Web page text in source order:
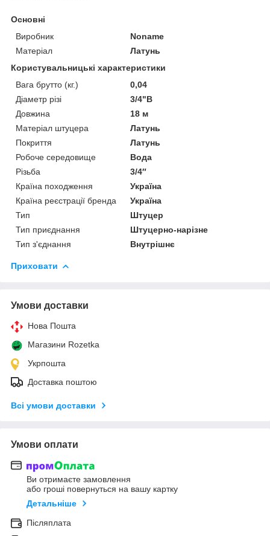
Основні
Виробник
Noname
Матеріал
Латунь
Користувальницькі характеристики
Вага брутто (кг.)
0,04
Діаметр різі
3/4"В
Довжина
18 м
Матеріал штуцера
Латунь
Покриття
Латунь
Робоче середовище
Вода
Різьба
3/4″
Країна походження
Україна
Країна реєстрації бренда
Україна
Тип
Штуцер
Тип приєднання
Штуцерно-нарізне
Тип з'єднання
Внутрішнє
Приховати
Умови доставки
Нова Пошта
Магазини Rozetka
Укрпошта
Доставка поштою
Всі умови доставки
Умови оплати
Ви отримаєте замовлення
або гроші повернуться на вашу картку
Детальніше
Післяплата